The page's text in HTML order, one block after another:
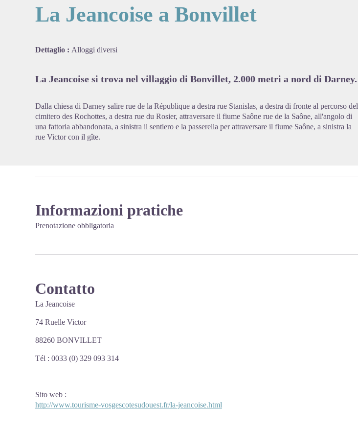
La Jeancoise a Bonvillet
Dettaglio : Alloggi diversi
La Jeancoise si trova nel villaggio di Bonvillet, 2.000 metri a nord di Darney.
Dalla chiesa di Darney salire rue de la République a destra rue Stanislas, a destra di fronte al percorso del
cimitero des Rochottes, a destra rue du Rosier, attraversare il fiume Saône rue de la Saône, all'angolo di
una fattoria abbandonata, a sinistra il sentiero e la passerella per attraversare il fiume Saône, a sinistra la
rue Victor con il gîte.
Informazioni pratiche
Prenotazione obbligatoria
Contatto
La Jeancoise
74 Ruelle Victor
88260 BONVILLET
Tél : 0033 (0) 329 093 314
Sito web :
http://www.tourisme-vosgescotesudouest.fr/la-jeancoise.html